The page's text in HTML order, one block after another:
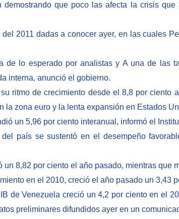
demostrando que poco las afecta la crisis
2011 dadas a conocer ayer, en las cuales
de lo esperado por analistas y A una de las
interna, anunció el gobierno.
ritmo de crecimiento desde el 8,8 por ciento
la zona euro y la lenta expansión en Estados
un 5,96 por ciento interanual, informó el
del país se sustentó en el desempeño
8,82 por ciento el año pasado, mientras que
en el 2010, creció el año pasado un 3,43
de Venezuela creció un 4,2 por ciento en el
preliminares difundidos ayer en un